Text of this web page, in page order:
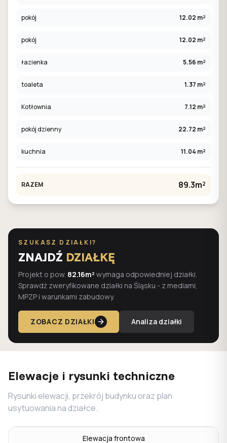
pokój 12.02 m²
pokój 12.02 m²
łazienka 5.56 m²
toaleta 1.37 m²
Kotłownia 7.12 m²
pokój dzienny 22.72 m²
kuchnia 11.04 m²
RAZEM 89.3m²
SZUKASZ DZIAŁKI?
ZNAJDŹ DZIAŁKĘ
Projekt o pow. 82.16m² wymaga odpowiedniej działki.
Sprawdź zweryfikowane działki na Śląsku - z mediami,
MPZP i warunkami zabudowy.
ZOBACZ DZIAŁKI Analiza działki
Elewacje i rysunki techniczne
Rysunki elewacji, przekrój budynku oraz plan
usytuowania na działce.
Elewacja frontowa